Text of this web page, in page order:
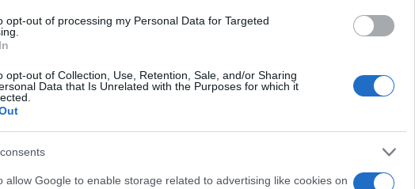
opt-out of processing my Personal Data for Targeted
opt-out of Collection, Use, Retention, Sale, and/or Sharing
Data that Is Unrelated with the Purposes for which it
allow Google to enable storage related to advertising like cookies on
képviselője elejtett egy viccesnek szánt
munkatársai ugyanebből az indíttatásból róla is
a képviselő úr csak egy szavazatot kapott, így az
okoz nagy meglepetést, ha eláruljuk, hogy az
Radnai Márk és Kapitány István követi a top